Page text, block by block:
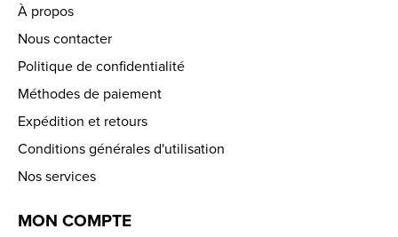
À propos
Nous contacter
Politique de confidentialité
Méthodes de paiement
Expédition et retours
Conditions générales d'utilisation
Nos services
MON COMPTE